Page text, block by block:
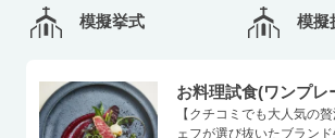
模擬挙式 模擬
お料理試食(ワンプレ
【クチコミでも大人気の
ェフが選び抜いたブラン